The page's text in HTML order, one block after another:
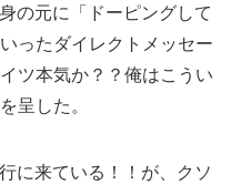
の元に「ドーピングして
ったダイレクトメッセー
ツ本気か？？俺はこうい
呈した。
に来ている！！が、クソ